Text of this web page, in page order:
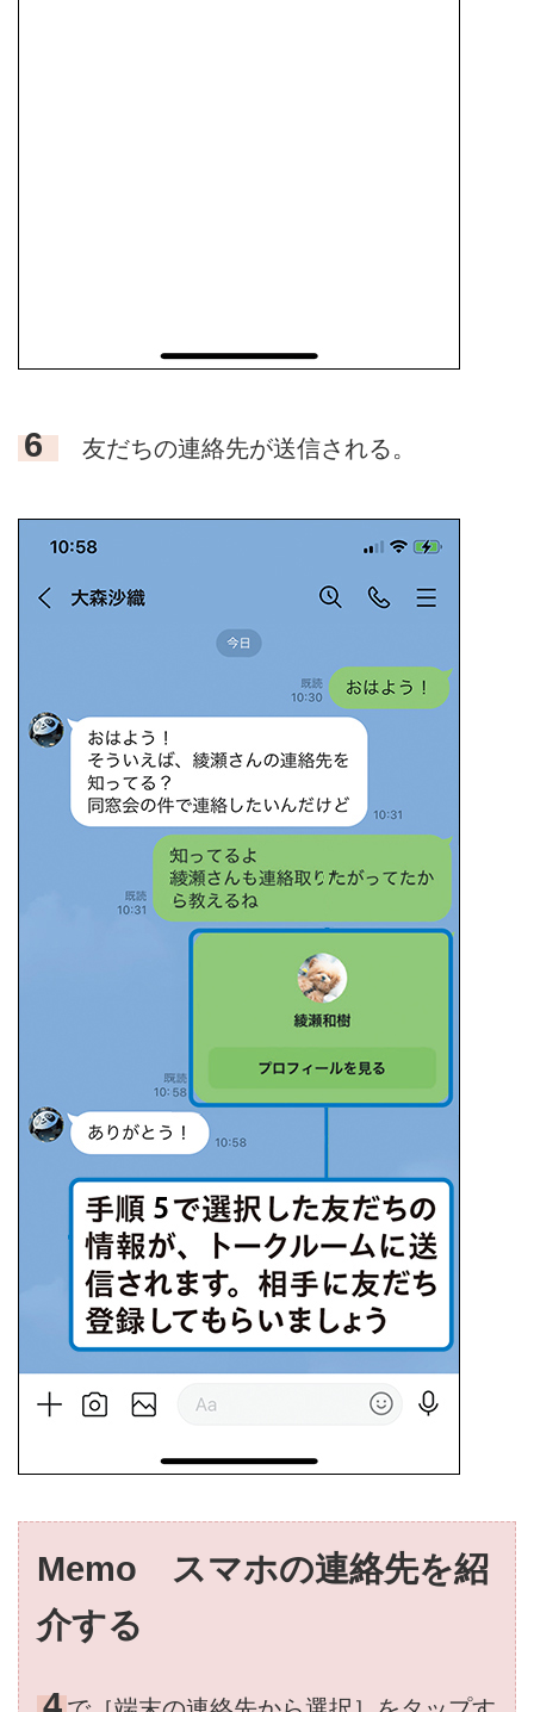
6 友だちの連絡先が送信される。
Memo スマホの連絡先を紹
介する
4